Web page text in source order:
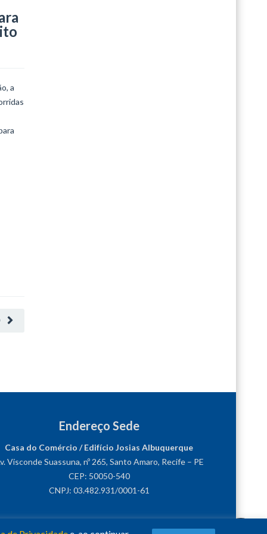
a
Endereço Sede
Casa do Comércio / Edifício Josias Albuquerque
Visconde Suassuna, nº 265, Santo Amaro, Recife – PE
CEP: 50050-540
CNPJ: 03.482.931/0001-61